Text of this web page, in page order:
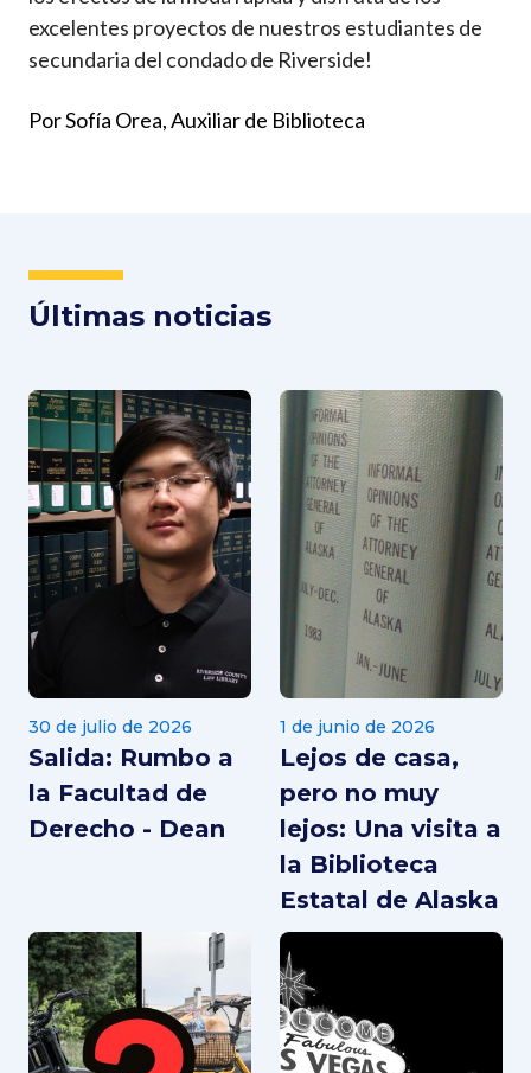
excelentes proyectos de nuestros estudiantes de
secundaria del condado de Riverside!
Por Sofía Orea, Auxiliar de Biblioteca
Últimas noticias
30 de julio de 2026
Salida: Rumbo a
la Facultad de
Derecho - Dean
1 de junio de 2026
Lejos de casa,
pero no muy
lejos: Una visita a
la Biblioteca
Estatal de Alaska